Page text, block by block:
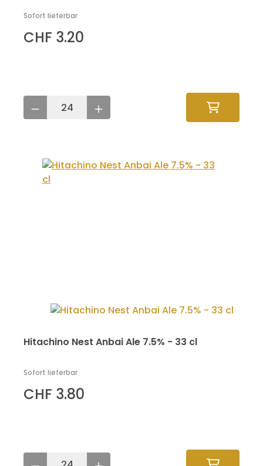
Sofort lieferbar
CHF 3.20
Hitachino Nest Anbai Ale 7.5% - 33 cl
Sofort lieferbar
CHF 3.80